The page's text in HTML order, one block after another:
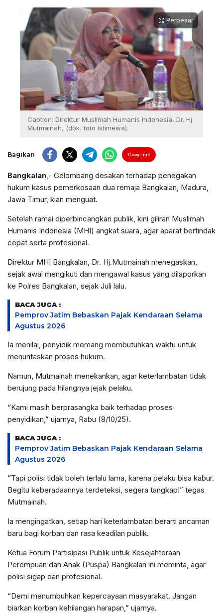
Perbesar
Caption: Direktur Muslimah Humanis Indonesia, Dr. Hj.
Mutmainah, (dok. foto istimewa).
Bagikan Copy Link
Bangkalan ,- Gelombang desakan terhadap penegakan
hukum kasus pemerkosaan dua remaja Bangkalan, Madura,
Jawa Timur, kian menguat.
Setelah ramai diperbincangkan publik, kini giliran Muslimah
Humanis Indonesia (MHI) angkat suara, agar aparat bertindak
cepat serta profesional.
Direktur MHI Bangkalan, Dr. Hj.Mutmainah menegaskan,
sejak awal mengikuti dan mengawal kasus yang dilaporkan
ke Polres Bangkalan, sejak Juli lalu.
BACA JUGA :
Pemprov Jatim Bebaskan Pajak Kendaraan Selama
Agustus 2026
Ia menilai, penyidik memang membutuhkan waktu untuk
menuntaskan proses hukum.
Namun, Mutmainah menekankan, agar keterlambatan tidak
berujung pada hilangnya jejak pelaku.
“Kami masih berprasangka baik terhadap proses
penyidikan,” ujarnya, Rabu (8/10/25).
BACA JUGA :
Pemprov Jatim Bebaskan Pajak Kendaraan Selama
Agustus 2026
“Tapi polisi tidak boleh terlalu lama, karena pelaku bisa kabur.
Begitu keberadaannya terdeteksi, segera tangkap!” tegas
Mutmainah.
Ia mengingatkan, setiap hari keterlambatan berarti ancaman
baru bagi korban dan rasa keadilan publik.
Ketua Forum Partisipasi Publik untuk Kesejahteraan
Perempuan dan Anak (Puspa) Bangkalan ini meminta, agar
polisi sigap dan profesional.
“Demi menumbuhkan kepercayaan masyarakat. Jangan
biarkan korban kehilangan harapan,” ujarnya.